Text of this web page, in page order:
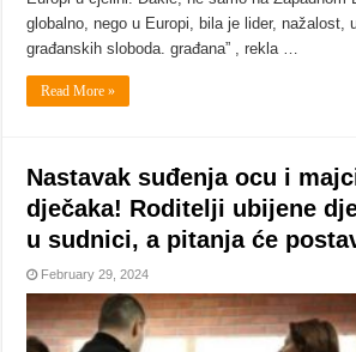
globalno, nego u Europi, bila je lider, nažalost,
građanskih sloboda. građana” , rekla …
Read More »
Nastavak suđenja ocu i
dječaka! Roditelji ubijene
u sudnici, a pitanja će
February 29, 2024